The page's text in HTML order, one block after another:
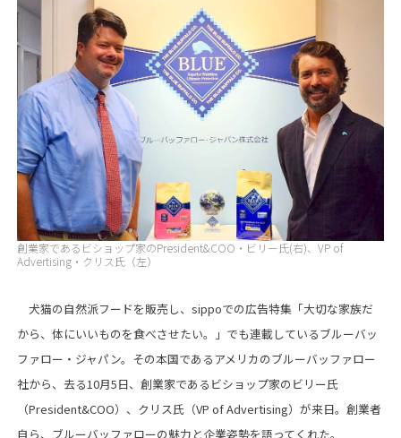
創業家であるビショップ家のPresident&COO・ビリー氏(右)、VP of
Advertising・クリス氏（左）
犬猫の自然派フードを販売し、sippoでの広告特集「大切な家族だ
から、体にいいものを食べさせたい。」でも連載しているブルーバッ
ファロー・ジャパン。その本国であるアメリカのブルーバッファロー
社から、去る10月5日、創業家であるビショップ家のビリー氏
（President&COO）、クリス氏（VP of Advertising）が来日。創業者
自ら、ブルーバッファローの魅力と企業姿勢を語ってくれた。